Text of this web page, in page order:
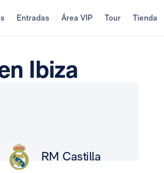
Entradas Área VIP Tour Tienda
Ibiza
RM Castilla